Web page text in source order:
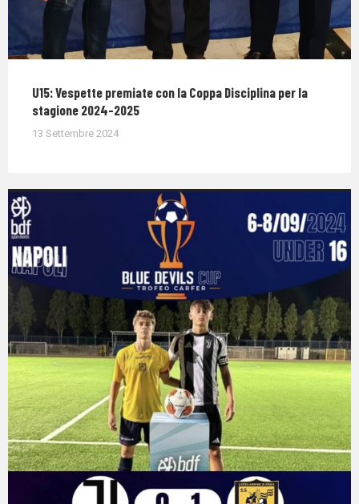
U15: Vespette premiate con la Coppa Disciplina per la
stagione 2024-2025
13 Settembre 2024